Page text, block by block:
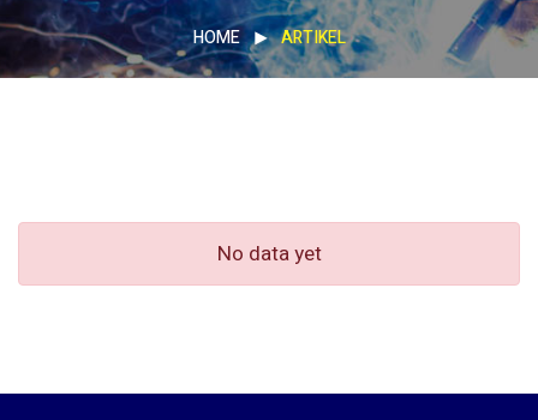
HOME ARTIKEL
No data yet